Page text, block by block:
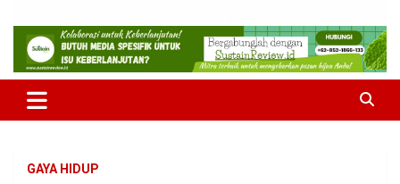
MulaMula
Medianya para Gen Z
GAYA HIDUP